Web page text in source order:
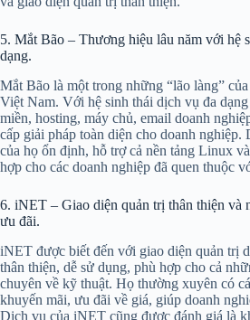
5. Mắt Bão – Thương hiệu lâu năm với hệ
dạng.
Mắt Bão là một trong những “lão làng”
Việt Nam. Với hệ sinh thái dịch vụ đa dạng
miền, hosting, máy chủ, email doanh
cấp giải pháp toàn diện cho doanh nghiệp.
của họ ổn định, hỗ trợ cả nền tảng Linux
hợp cho các doanh nghiệp đã quen thuộc
6. iNET – Giao diện quản trị thân thiện và
ưu đãi.
iNET được biết đến với giao diện quản trị
thân thiện, dễ sử dụng, phù hợp cho cả
chuyên về kỹ thuật. Họ thường xuyên có
khuyến mãi, ưu đãi về giá, giúp doanh
Dịch vụ của iNET cũng được đánh giá là